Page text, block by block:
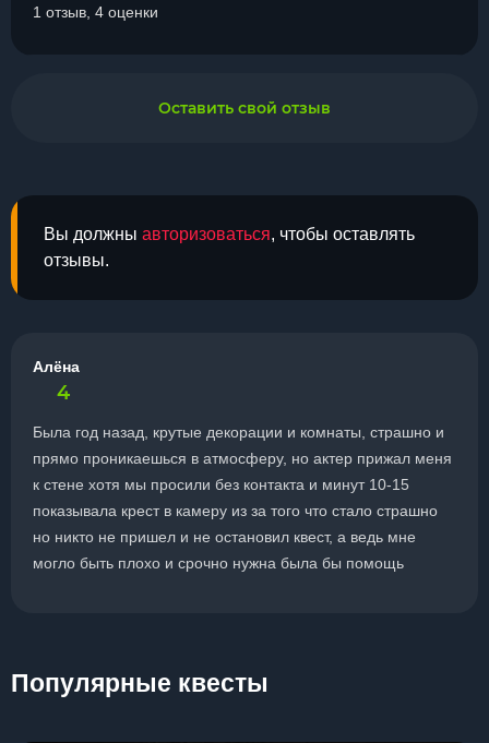
Вы должны авторизоваться, чтобы оставлять
отзывы.
Алёна
4
Была год назад, крутые декорации и комнаты, страшно и
прямо проникаешься в атмосферу, но актер прижал меня
к стене хотя мы просили без контакта и минут 10-15
показывала крест в камеру из за того что стало страшно
но никто не пришел и не остановил квест, а ведь мне
могло быть плохо и срочно нужна была бы помощь
1 отзыв, 4 оценки
Оставить свой отзыв
Популярные квесты